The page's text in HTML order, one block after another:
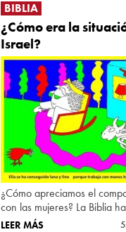
BIBLIA
¿Cómo era la
Israel?
¿Cómo apreciamos el
con las mujeres? La Biblia
LEER MÁS